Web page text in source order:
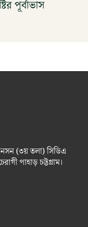
পূর্বাভাস
(৩য় তলা) সিডিএ
পাহাড় চট্টগ্রাম।